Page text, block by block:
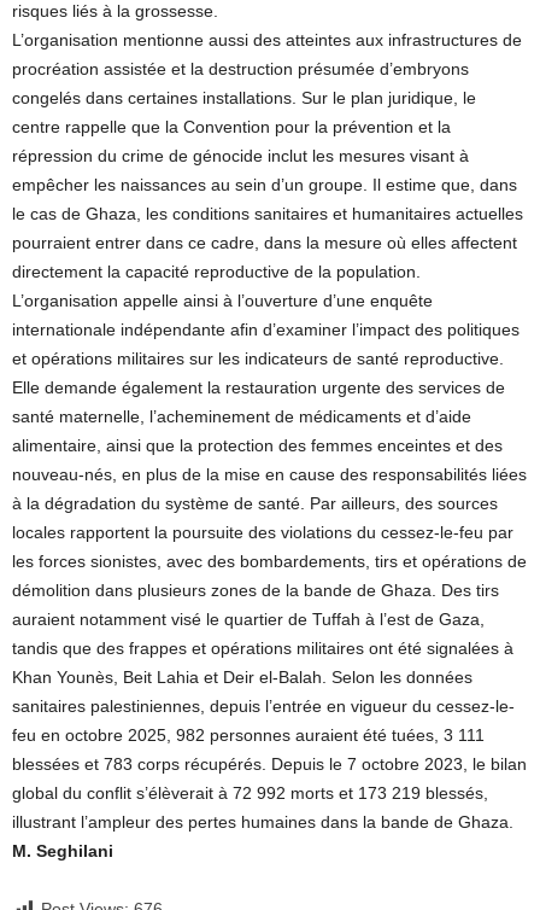
risques liés à la grossesse.
L’organisation mentionne aussi des atteintes aux infrastructures de
procréation assistée et la destruction présumée d’embryons
congelés dans certaines installations. Sur le plan juridique, le
centre rappelle que la Convention pour la prévention et la
répression du crime de génocide inclut les mesures visant à
empêcher les naissances au sein d’un groupe. Il estime que, dans
le cas de Ghaza, les conditions sanitaires et humanitaires actuelles
pourraient entrer dans ce cadre, dans la mesure où elles affectent
directement la capacité reproductive de la population.
L’organisation appelle ainsi à l’ouverture d’une enquête
internationale indépendante afin d’examiner l’impact des politiques
et opérations militaires sur les indicateurs de santé reproductive.
Elle demande également la restauration urgente des services de
santé maternelle, l’acheminement de médicaments et d’aide
alimentaire, ainsi que la protection des femmes enceintes et des
nouveau-nés, en plus de la mise en cause des responsabilités liées
à la dégradation du système de santé. Par ailleurs, des sources
locales rapportent la poursuite des violations du cessez-le-feu par
les forces sionistes, avec des bombardements, tirs et opérations de
démolition dans plusieurs zones de la bande de Ghaza. Des tirs
auraient notamment visé le quartier de Tuffah à l’est de Gaza,
tandis que des frappes et opérations militaires ont été signalées à
Khan Younès, Beit Lahia et Deir el-Balah. Selon les données
sanitaires palestiniennes, depuis l’entrée en vigueur du cessez-le-
feu en octobre 2025, 982 personnes auraient été tuées, 3 111
blessées et 783 corps récupérés. Depuis le 7 octobre 2023, le bilan
global du conflit s’élèverait à 72 992 morts et 173 219 blessés,
illustrant l’ampleur des pertes humaines dans la bande de Ghaza.
M. Seghilani